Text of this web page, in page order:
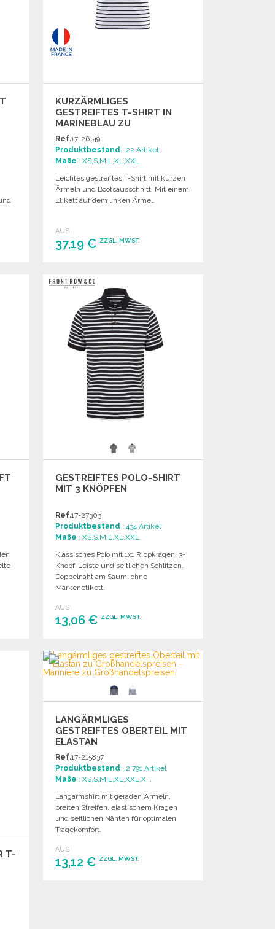
KURZÄRMLIGES
GESTREIFTES T-SHIRT IN
MARINEBLAU ZU
GROSSHANDELSPREISEN
Ref.17-26149
Produktbestand : 22 Artikel
Maße : XS,S,M,L,XL,XXL
Leichtes gestreiftes T-Shirt mit kurzen
Ärmeln und Bootsausschnitt. Mit einem
Etikett auf dem linken Ärmel.
AUS
37,19 € ZZGL. MWST.
Angebot anfordern
GESTREIFTES POLO-SHIRT
MIT 3 KNÖPFEN
Ref.17-27303
Produktbestand : 434 Artikel
Maße : XS,S,M,L,XL,XXL
Klassisches Polo mit 1x1 Rippkragen, 3-
Knopf-Leiste und seitlichen Schlitzen.
Doppelnaht am Saum, ohne
Markenetikett.
AUS
13,06 € ZZGL. MWST.
Angebot anfordern
T-
LANGÄRMLIGES
GESTREIFTES OBERTEIL MIT
ELASTAN
Ref.17-215837
Produktbestand : 2 791 Artikel
Maße : XS,S,M,L,XL,XXL,X...
Langarmshirt mit geraden Ärmeln,
breiten Streifen, elastischem Kragen
und seitlichen Nähten für optimalen
Tragekomfort.
AUS
13,12 € ZZGL. MWST.